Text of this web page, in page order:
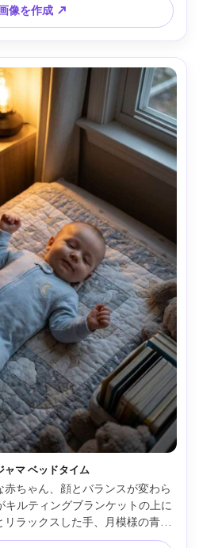
い被写界深度、赤ちゃんの目の
いフィルム調カラーグレーディ
リアルな肌質と自然なハイライ
ス、やさしいノスタルジックな
気 --ar 4:5
像を作成 ↗
ャマ ベッドタイム
ちゃん、顔とバランスが変わら
キルティングブランケットの上に
ラックスした手、月模様の青い
ッドタイムのナーサリーでランプ